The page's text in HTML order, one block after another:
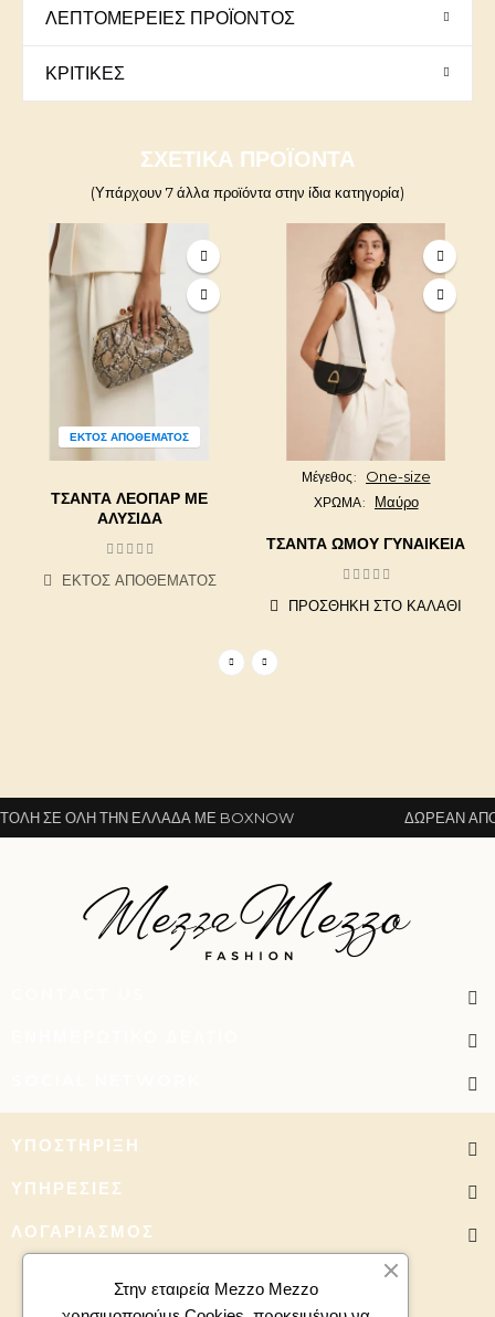
ΛΕΠΤΟΜΈΡΕΙΕΣ ΠΡΟΪΌΝΤΟΣ
ΚΡΙΤΙΚΈΣ
ΣΧΕΤΙΚΆ ΠΡΟΪΌΝΤΑ
(Υπάρχουν 7 άλλα προϊόντα στην ίδια κατηγορία)
ΕΚΤΌΣ ΑΠΟΘΈΜΑΤΟΣ
ΤΣΆΝΤΑ ΛΕΟΠΆΡ ΜΕ
ΑΛΥΣΊΔΑ
ΕΚΤΌΣ ΑΠΟΘΈΜΑΤΟΣ
Μέγεθος One-size
ΧΡΩΜΑ Μαύρο
ΤΣΆΝΤΑ ΏΜΟΥ ΓΥΝΑΙΚΕΊΑ
ΠΡΟΣΘΉΚΗ ΣΤΟ ΚΑΛΆΘΙ
ΣΕ ΌΛΗ ΤΗΝ ΕΛΛΆΔΑ ΜΕ BOXNOW ΔΩΡΕΆΝ
ΥΠΟΣΤΉΡΙΞΗ
ΥΠΗΡΕΣΊΕΣ
ΛΟΓΑΡΙΑΣΜΌΣ
Στην εταιρεία Mezzo Mezzo